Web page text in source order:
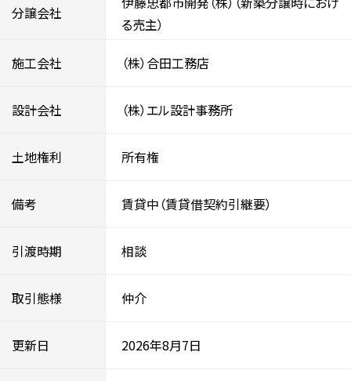
分譲会社
る売主）
施工会社 （株）合田工務店
設計会社 （株）エル設計事務所
土地権利 所有権
備考 賃貸中（賃貸借契約引継要）
引渡時期 相談
取引態様 仲介
更新日 2026年8月7日